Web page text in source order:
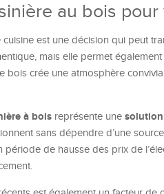
au bois
cuisine est une décision qui peut
mais elle permet
bois crée une atmosphère
à bois représente une
sans dépendre d’une
période de hausse des prix de